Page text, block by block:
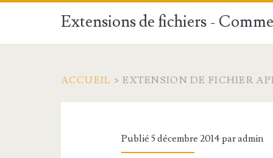
Extensions de fichiers -
ACCUEIL > EXTENSION DE FICHIER
Publié 5 décembre 2014 paradmin